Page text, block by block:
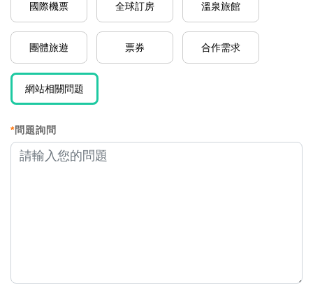
國際機票 全球訂房 溫泉旅館
團體旅遊 票券 合作需求
網站相關問題
*問題詢問